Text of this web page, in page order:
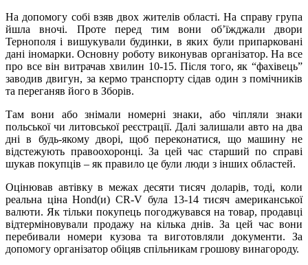
На допомогу собі взяв двох жителів області. На справу група
йшла вночі. Проте перед тим вони об’їжджали двори
Тернополя і вишукували будинки, в яких були припарковані
дані іномарки. Основну роботу виконував організатор. На все
про все він витрачав хвилин 10-15. Після того, як “фахівець”
заводив двигун, за кермо транспорту сідав один з помічників
та переганяв його в Зборів.
Там вони або знімали номерні знаки, або чіпляли знаки
польської чи литовської реєстрації. Далі залишали авто на два
дні в будь-якому дворі, щоб переконатися, що машину не
відстежують правоохоронці. За цей час старший по справі
шукав покупців – як правило це були люди з інших областей.
Оцінював автівку в межах десяти тисяч доларів, тоді, коли
реальна ціна Hond(и) CR-V була 13-14 тисяч американської
валюти. Як тільки покупець погоджувався на товар, продавці
відтерміновували продажу на кілька днів. За цей час вони
перебивали номери кузова та виготовляли документи. За
допомогу організатор обіцяв спільникам грошову винагороду.